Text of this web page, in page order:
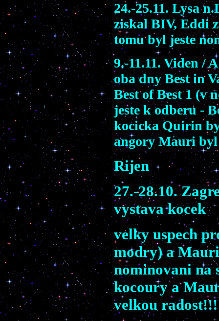
24.-25.11. Lysa
ziskal BIV, Eddi
tomu byl jeste
9.-11.11. Viden /
oba dny Best in
Best of Best 1 (v
jeste k odberu -
kocicka Quirin
angory Mauri
Rijen
27.-28.10.
vystava kocek
velky uspech
modry) a
nominovani na
kocoury a
velkou radost!!!